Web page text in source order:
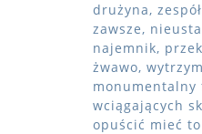
drużyna,
zawsze,
najemnik,
żwawo,
wciągających
opuścić mieć